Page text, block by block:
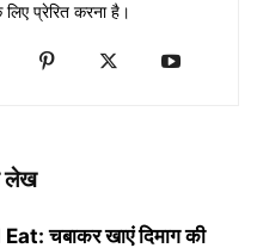
प्रेरित करना है।
लेख
चबाकर खाएं दिमाग की